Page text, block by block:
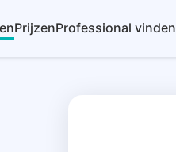
PrijzenProfessional vinden